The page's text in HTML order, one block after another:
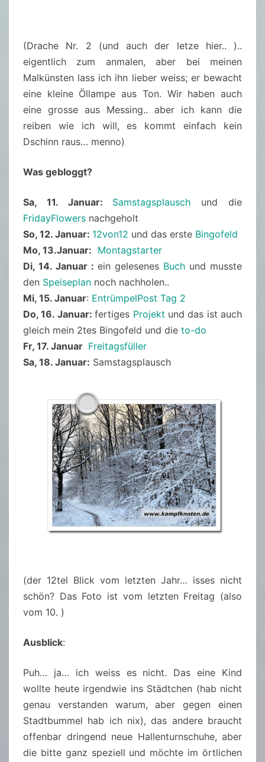
(Drache Nr. 2 (und auch der letze hier.. )..
eigentlich zum anmalen, aber bei meinen
Malkünsten lass ich ihn lieber weiss; er bewacht
eine kleine Öllampe aus Ton. Wir haben auch
eine grosse aus Messing.. aber ich kann die
reiben wie ich will, es kommt einfach kein
Dschinn raus… menno)
Was gebloggt?
Sa, 11. Januar: Samstagsplausch und die
FridayFlowers nachgeholt
So, 12. Januar: 12von12 und das erste Bingofeld
Mo, 13.Januar: Montagstarter
Di, 14. Januar : ein gelesenes Buch und musste
den Speiseplan noch nachholen..
Mi, 15. Januar: EntrümpelPost Tag 2
Do, 16. Januar:fertiges Projekt und das ist auch
gleich mein 2tes Bingofeld und die to-do
Fr, 17. Januar Freitagsfüller
Sa, 18. Januar: Samstagsplausch
(der 12tel Blick vom letzten Jahr… isses nicht
schön? Das Foto ist vom letzten Freitag (also
vom 10. )
Ausblick:
Puh… ja… ich weiss es nicht. Das eine Kind
wollte heute irgendwie ins Städtchen (hab nicht
genau verstanden warum, aber gegen einen
Stadtbummel hab ich nix), das andere braucht
offenbar dringend neue Hallenturnschuhe, aber
die bitte ganz speziell und möchte im örtlichen